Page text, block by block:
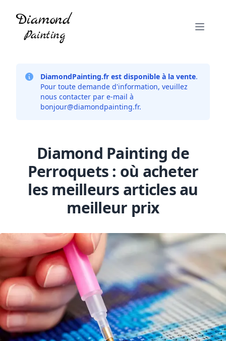
DiamondPainting.fr est disponible à la vente.
Pour toute demande d'information, veuillez
nous contacter par e-mail à
bonjour@diamondpainting.fr.
Diamond Painting de
Perroquets : où acheter
les meilleurs articles au
meilleur prix